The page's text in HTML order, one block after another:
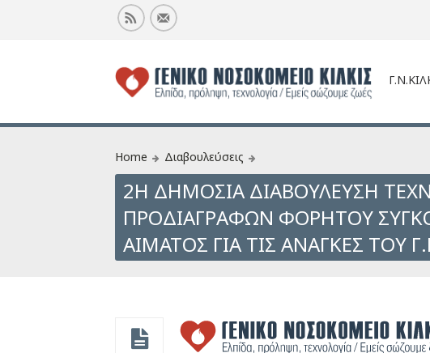
Home Διαβουλεύσεις
2Η ΔΗΜΟΣΙΑ ΔΙΑΒΟΥΛΕΥΣΗ
ΠΡΟΔΙΑΓΡΑΦΩΝ ΦΟΡΗΤΟΥ
ΑΙΜΑΤΟΣ ΓΙΑ ΤΙΣ ΑΝΑΓΚΕΣ ΤΟΥ